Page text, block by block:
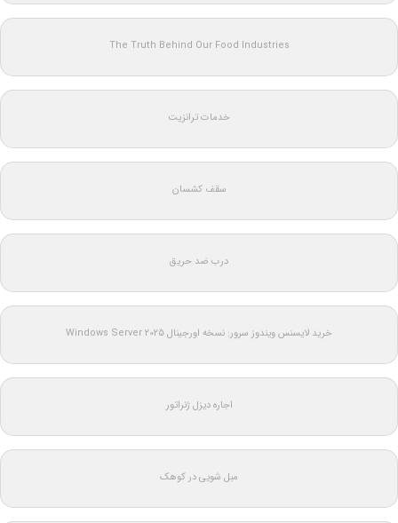
The Truth Behind Our Food Industries
خدمات ترانزیت
سقف کشسان
درب ضد حریق
خرید لایسنس ویندوز سرور: نسخه اورجینال Windows Server 2025
اجاره دیزل ژنراتور
مبل شویی در کوهک